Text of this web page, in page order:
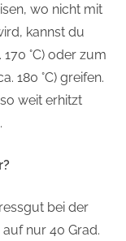
wo nicht mit
kannst du
°C) oder zum
180 °C) greifen.
weit erhitzt
bei der
nur 40 Grad.